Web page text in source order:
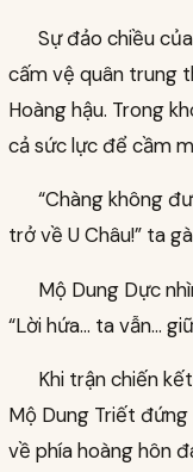
Sự đảo chiều
cấm vệ quân trung
Hoàng hậu. Trong
cả sức lực để cầm
“Chàng không
trở về U Châu!” ta
Mộ Dung Dực
“Lời hứa… ta vẫn…
Khi trận chiến
Mộ Dung Triết
về phía hoàng hôn